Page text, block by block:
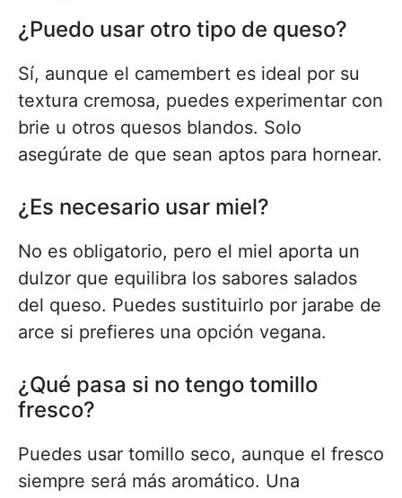
¿Puedo usar otro tipo de queso?
Sí, aunque el camembert es ideal por su
textura cremosa, puedes experimentar con
brie u otros quesos blandos. Solo
asegúrate de que sean aptos para hornear.
¿Es necesario usar miel?
No es obligatorio, pero el miel aporta un
dulzor que equilibra los sabores salados
del queso. Puedes sustituirlo por jarabe de
arce si prefieres una opción vegana.
¿Qué pasa si no tengo tomillo
fresco?
Puedes usar tomillo seco, aunque el fresco
siempre será más aromático. Una